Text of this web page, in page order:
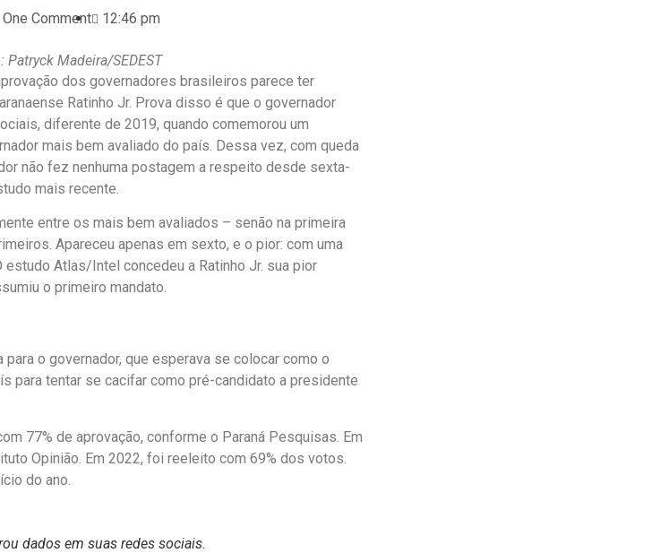
One Comment 12:46 pm
Patryck Madeira/SEDEST
dos governadores brasileiros parece ter
Ratinho Jr. Prova disso é que o governador
diferente de 2019, quando comemorou um
mais bem avaliado do país. Dessa vez, com queda
não fez nenhuma postagem a respeito desde sexta-
mais recente.
entre os mais bem avaliados – senão na primeira
Apareceu apenas em sexto, e o pior: com uma
estudo Atlas/Intel concedeu a Ratinho Jr. sua pior
o primeiro mandato.
o governador, que esperava se colocar como o
para tentar se cacifar como pré-candidato a presidente
77% de aprovação, conforme o Paraná Pesquisas. Em
Opinião. Em 2022, foi reeleito com 69% dos votos.
do ano.
dados em suas redes sociais.